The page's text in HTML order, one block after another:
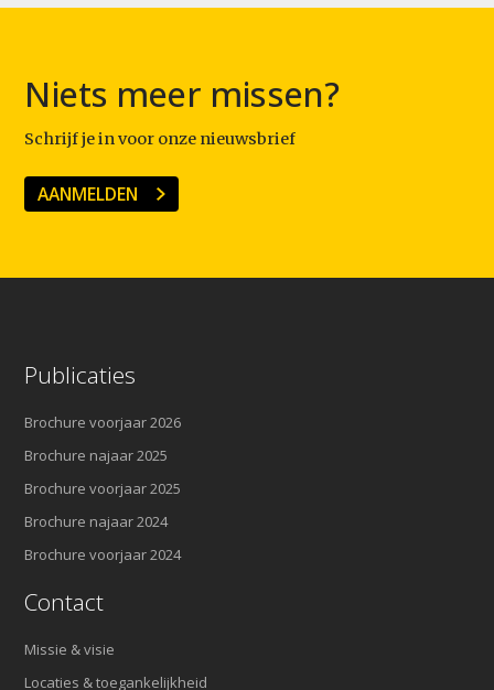
Niets meer missen?
Schrijf je in voor onze nieuwsbrief
AANMELDEN
Publicaties
Brochure voorjaar 2026
Brochure najaar 2025
Brochure voorjaar 2025
Brochure najaar 2024
Brochure voorjaar 2024
Contact
Missie & visie
Locaties & toegankelijkheid